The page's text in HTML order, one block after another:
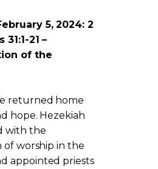
5, 2024: 2
21 –
of the
returned home
hope. Hezekiah
with the
of worship in the
appointed priests